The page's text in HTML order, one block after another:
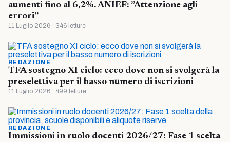
aumenti fino al 6,2%. ANIEF: ”Attenzione agli
errori”
11 Luglio 2026 · 346 letture
REDAZIONE
TFA sostegno XI ciclo: ecco dove non si svolgerà la
preselettiva per il basso numero di iscrizioni
11 Luglio 2026 · 499 letture
REDAZIONE
Immissioni in ruolo docenti 2026/27: Fase 1 scelta